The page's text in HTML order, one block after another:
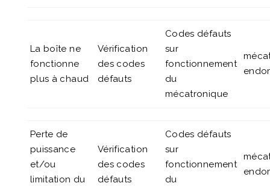
La boîte ne
fonctionne
plus à chaud
Vérification
des codes
défauts
Codes défauts
sur
fonctionnement
du
mécatronique
Perte de
puissance
et/ou
limitation du
Vérification
des codes
défauts
Codes défauts
sur
fonctionnement
du